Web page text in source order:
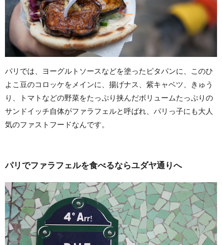
パリでは、ヨーグルトソースなどを塗ったピタパンに、このひ
よこ豆のコロッケをメインに、揚げナス、紫キャベツ、きゅう
り、トマトなどの野菜をたっぷり挟んだボリュームたっぷりの
サンドイッチ自体がファラフェルと呼ばれ、パリっ子にも大人
気のファストフードなんです。
パリでファラフェルを食べるならユダヤ通りへ